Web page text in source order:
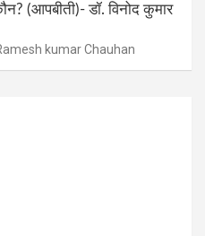
(आपबीती)​- डॉ. विनोद कुमार
kumar Chauhan